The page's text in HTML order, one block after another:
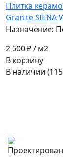
Плитка
Granite SIENA
Назначение:
2 600 ₽/ м2
В корзину
В наличии